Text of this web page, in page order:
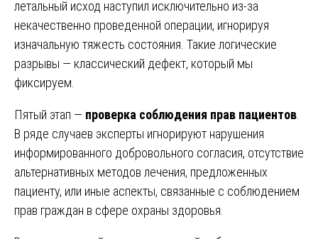
летальный исход наступил исключительно из-за
некачественно проведенной операции, игнорируя
изначальную тяжесть состояния. Такие логические
разрывы — классический дефект, который мы
фиксируем.
Пятый этап — проверка соблюдения прав пациентов
В ряде случаев эксперты игнорируют нарушения
информированного добровольного согласия, отсутствие
альтернативных методов лечения, предложенных
пациенту, или иные аспекты, связанные с соблюдением
прав граждан в сфере охраны здоровья.